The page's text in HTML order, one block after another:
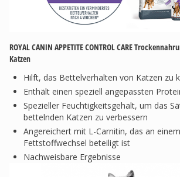
ROYAL CANIN APPETITE CONTROL CARE
Katzen
Hilft, das Bettelverhalten von Katzen zu
Enthält einen speziell angepassten
Spezieller Feuchtigkeitsgehalt, um das
bettelnden Katzen zu verbessern
Angereichert mit L-Carnitin, das an
Fettstoffwechsel beteiligt ist
Nachweisbare Ergebnisse